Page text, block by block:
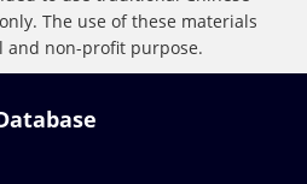
The use of these materials
and non-profit purpose.